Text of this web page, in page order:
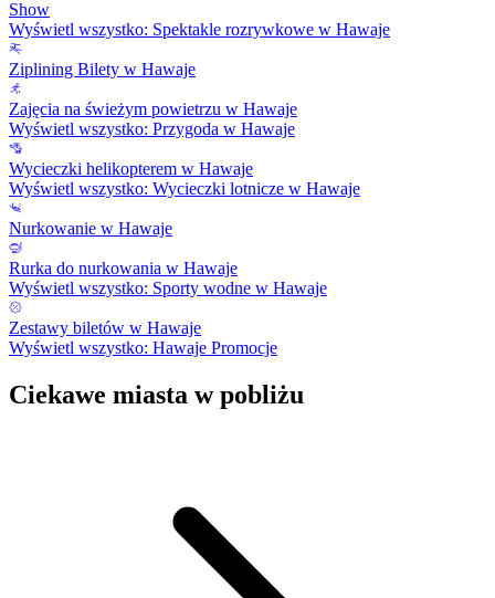
Show
Wyświetl wszystko: Spektakle rozrywkowe w Hawaje
Ziplining Bilety w Hawaje
Zajęcia na świeżym powietrzu w Hawaje
Wyświetl wszystko: Przygoda w Hawaje
Wycieczki helikopterem w Hawaje
Wyświetl wszystko: Wycieczki lotnicze w Hawaje
Nurkowanie w Hawaje
Rurka do nurkowania w Hawaje
Wyświetl wszystko: Sporty wodne w Hawaje
Zestawy biletów w Hawaje
Wyświetl wszystko: Hawaje Promocje
Ciekawe miasta w pobliżu